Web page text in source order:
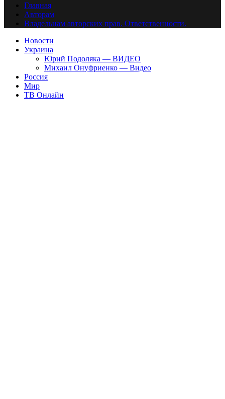
Главная
Авторам
Владельцам авторских прав. Ответственности.
Новости
Украина
Юрий Подоляка — ВИДЕО
Михаил Онуфриенко — Видео
Россия
Мир
ТВ Онлайн